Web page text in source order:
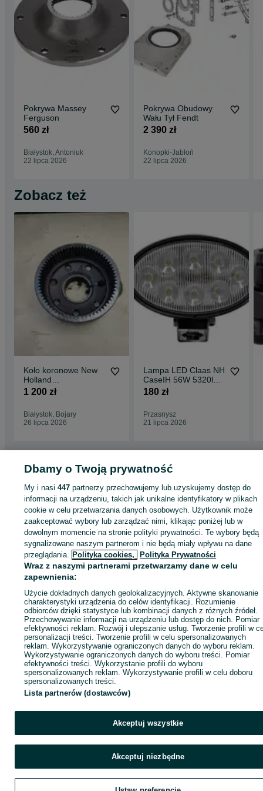
Faktura VAT 23% lub paragon na każdy zakup.
Szybka wysyłka kurierem.
Nie ryzykuj mandatu i niebezpiecznych sytuacji na drodze. Zamów
oryginalną lampę i bądź widoczny!
Sprawdź nasze pozostałe oferty: AGROPAK.olx.pl
Pokrywa Massey
Ferguson
560 zł
Białystok, Antoniuk
22 lipca 2026
Pokrywa Obudowy
Wału Tył Fendt
2 390 zł
Konopki-Jabłoń
22 lipca 2026
Zobacz też
Koło koronowe New
Holland
8670,8770,8870,8970
1 200 zł
Białystok, Bojary
26 lipca 2026
Lampa LED Claas NH
CaseIH 56W 5320lm
180 zł
Przasnysz
21 lipca 2026
Strona główna Rolnictwo Części do maszyn rolniczych
rolniczych - Warmińsko-mazurskie
Części do maszyn rolniczych - Korsze
KATEGORIA
ID:873403183 Wyświetlenia:
Zadzwoń / SMS
Dbamy o Twoją prywatność
My i nasi447 partnerzy przechowujemy lub uzyskujemy dostęp do
informacji na urządzeniu, takich jak unikalne identyfikatory w plikach
cookie w celu przetwarzania danych osobowych. Użytkownik może
zaakceptować wybory lub zarządzać nimi, klikając poniżej lub w
dowolnym momencie na stronie polityki prywatności. Te wybory będą
sygnalizowane naszym partnerom i nie będą miały wpływu na dane
przeglądania. Polityka cookies, Polityka Prywatności
Wraz z naszymi partnerami przetwarzamy dane w celu
zapewnienia:
Użycie dokładnych danych geolokalizacyjnych. Aktywne skanowanie
charakterystyki urządzenia do celów identyfikacji. Rozumienie
odbiorców dzięki statystyce lub kombinacji danych z różnych źródeł.
Przechowywanie informacji na urządzeniu lub dostęp do nich. Pomiar
efektywności reklam. Rozwój i ulepszanie usług. Tworzenie profili w
personalizacji treści. Tworzenie profili w celu spersonalizowanych
reklam. Wykorzystywanie ograniczonych danych do wyboru reklam.
Wykorzystywanie ograniczonych danych do wyboru treści. Pomiar
efektywności treści. Wykorzystanie profili do wyboru
spersonalizowanych reklam. Wykorzystywanie profili w celu doboru
spersonalizowanych treści.
Lista partnerów (dostawców)
Akceptuj wszystkie
Akceptuj niezbędne